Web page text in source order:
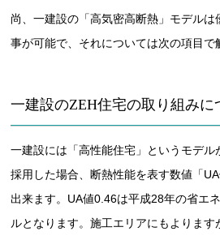
尚、一建設の「高気密高断熱」モデル
事が可能で、それについては次の項目で
一建設のZEH住宅の取り組みに
一建設には「高性能住宅」というモデル
採用した場合、断熱性能を表す数値「
出来ます。UA値0.46は平成28年の省エ
ルとなります。施工エリアにもよりま